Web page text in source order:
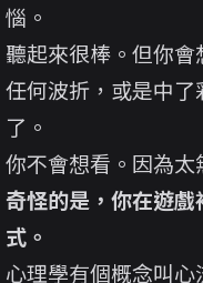
惱。
聽起來很棒。但你
任何波折，或是中
了。
你不會想看。因為太
奇怪的是，你在遊
式。
心理學有個概念叫